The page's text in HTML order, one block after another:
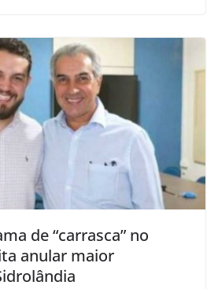
de “carrasca” no
anular maior